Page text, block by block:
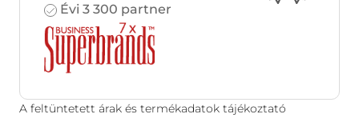
Évi 3 300 partner
A feltüntetett árak és termékadatok tájékoztató